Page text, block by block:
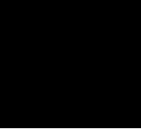
imágenes
ofrece vistas